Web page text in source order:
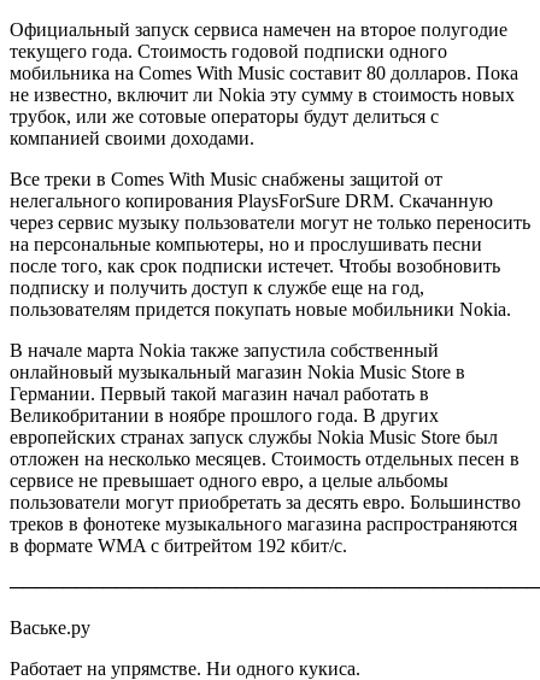
Официальный запуск сервиса намечен на второе полугодие
текущего года. Стоимость годовой подписки одного
мобильника на Comes With Music составит 80 долларов. Пока
не известно, включит ли Nokia эту сумму в стоимость новых
трубок, или же сотовые операторы будут делиться с
компанией своими доходами.
Все треки в Comes With Music снабжены защитой от
нелегального копирования PlaysForSure DRM. Скачанную
через сервис музыку пользователи могут не только переносить
на персональные компьютеры, но и прослушивать песни
после того, как срок подписки истечет. Чтобы возобновить
подписку и получить доступ к службе еще на год,
пользователям придется покупать новые мобильники Nokia.
В начале марта Nokia также запустила собственный
онлайновый музыкальный магазин Nokia Music Store в
Германии. Первый такой магазин начал работать в
Великобритании в ноябре прошлого года. В других
европейских странах запуск службы Nokia Music Store был
отложен на несколько месяцев. Стоимость отдельных песен в
сервисе не превышает одного евро, а целые альбомы
пользователи могут приобретать за десять евро. Большинство
треков в фонотеке музыкального магазина распространяются
в формате WMA с битрейтом 192 кбит/с.
Ваське.ру
Работает на упрямстве. Ни одного кукиса.